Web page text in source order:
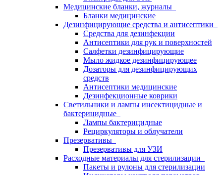
Медицинские бланки, журналы
Бланки медицинские
Дезинфицирующие средства и антисептики
Средства для дезинфекции
Антисептики для рук и поверхностей
Салфетки дезинфицирующие
Мыло жидкое дезинфицирующее
Дозаторы для дезинфицирующих
средств
Антисептики медицинские
Дезинфекционные коврики
Светильники и лампы инсектицидные и
бактерицидные
Лампы бактерицидные
Рециркуляторы и облучатели
Презервативы
Презервативы для УЗИ
Расходные материалы для стерилизации
Пакеты и рулоны для стерилизации